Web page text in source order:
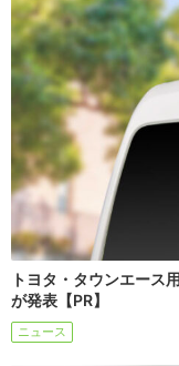
トヨタ・タウンエース
が発表【PR】
ニュース